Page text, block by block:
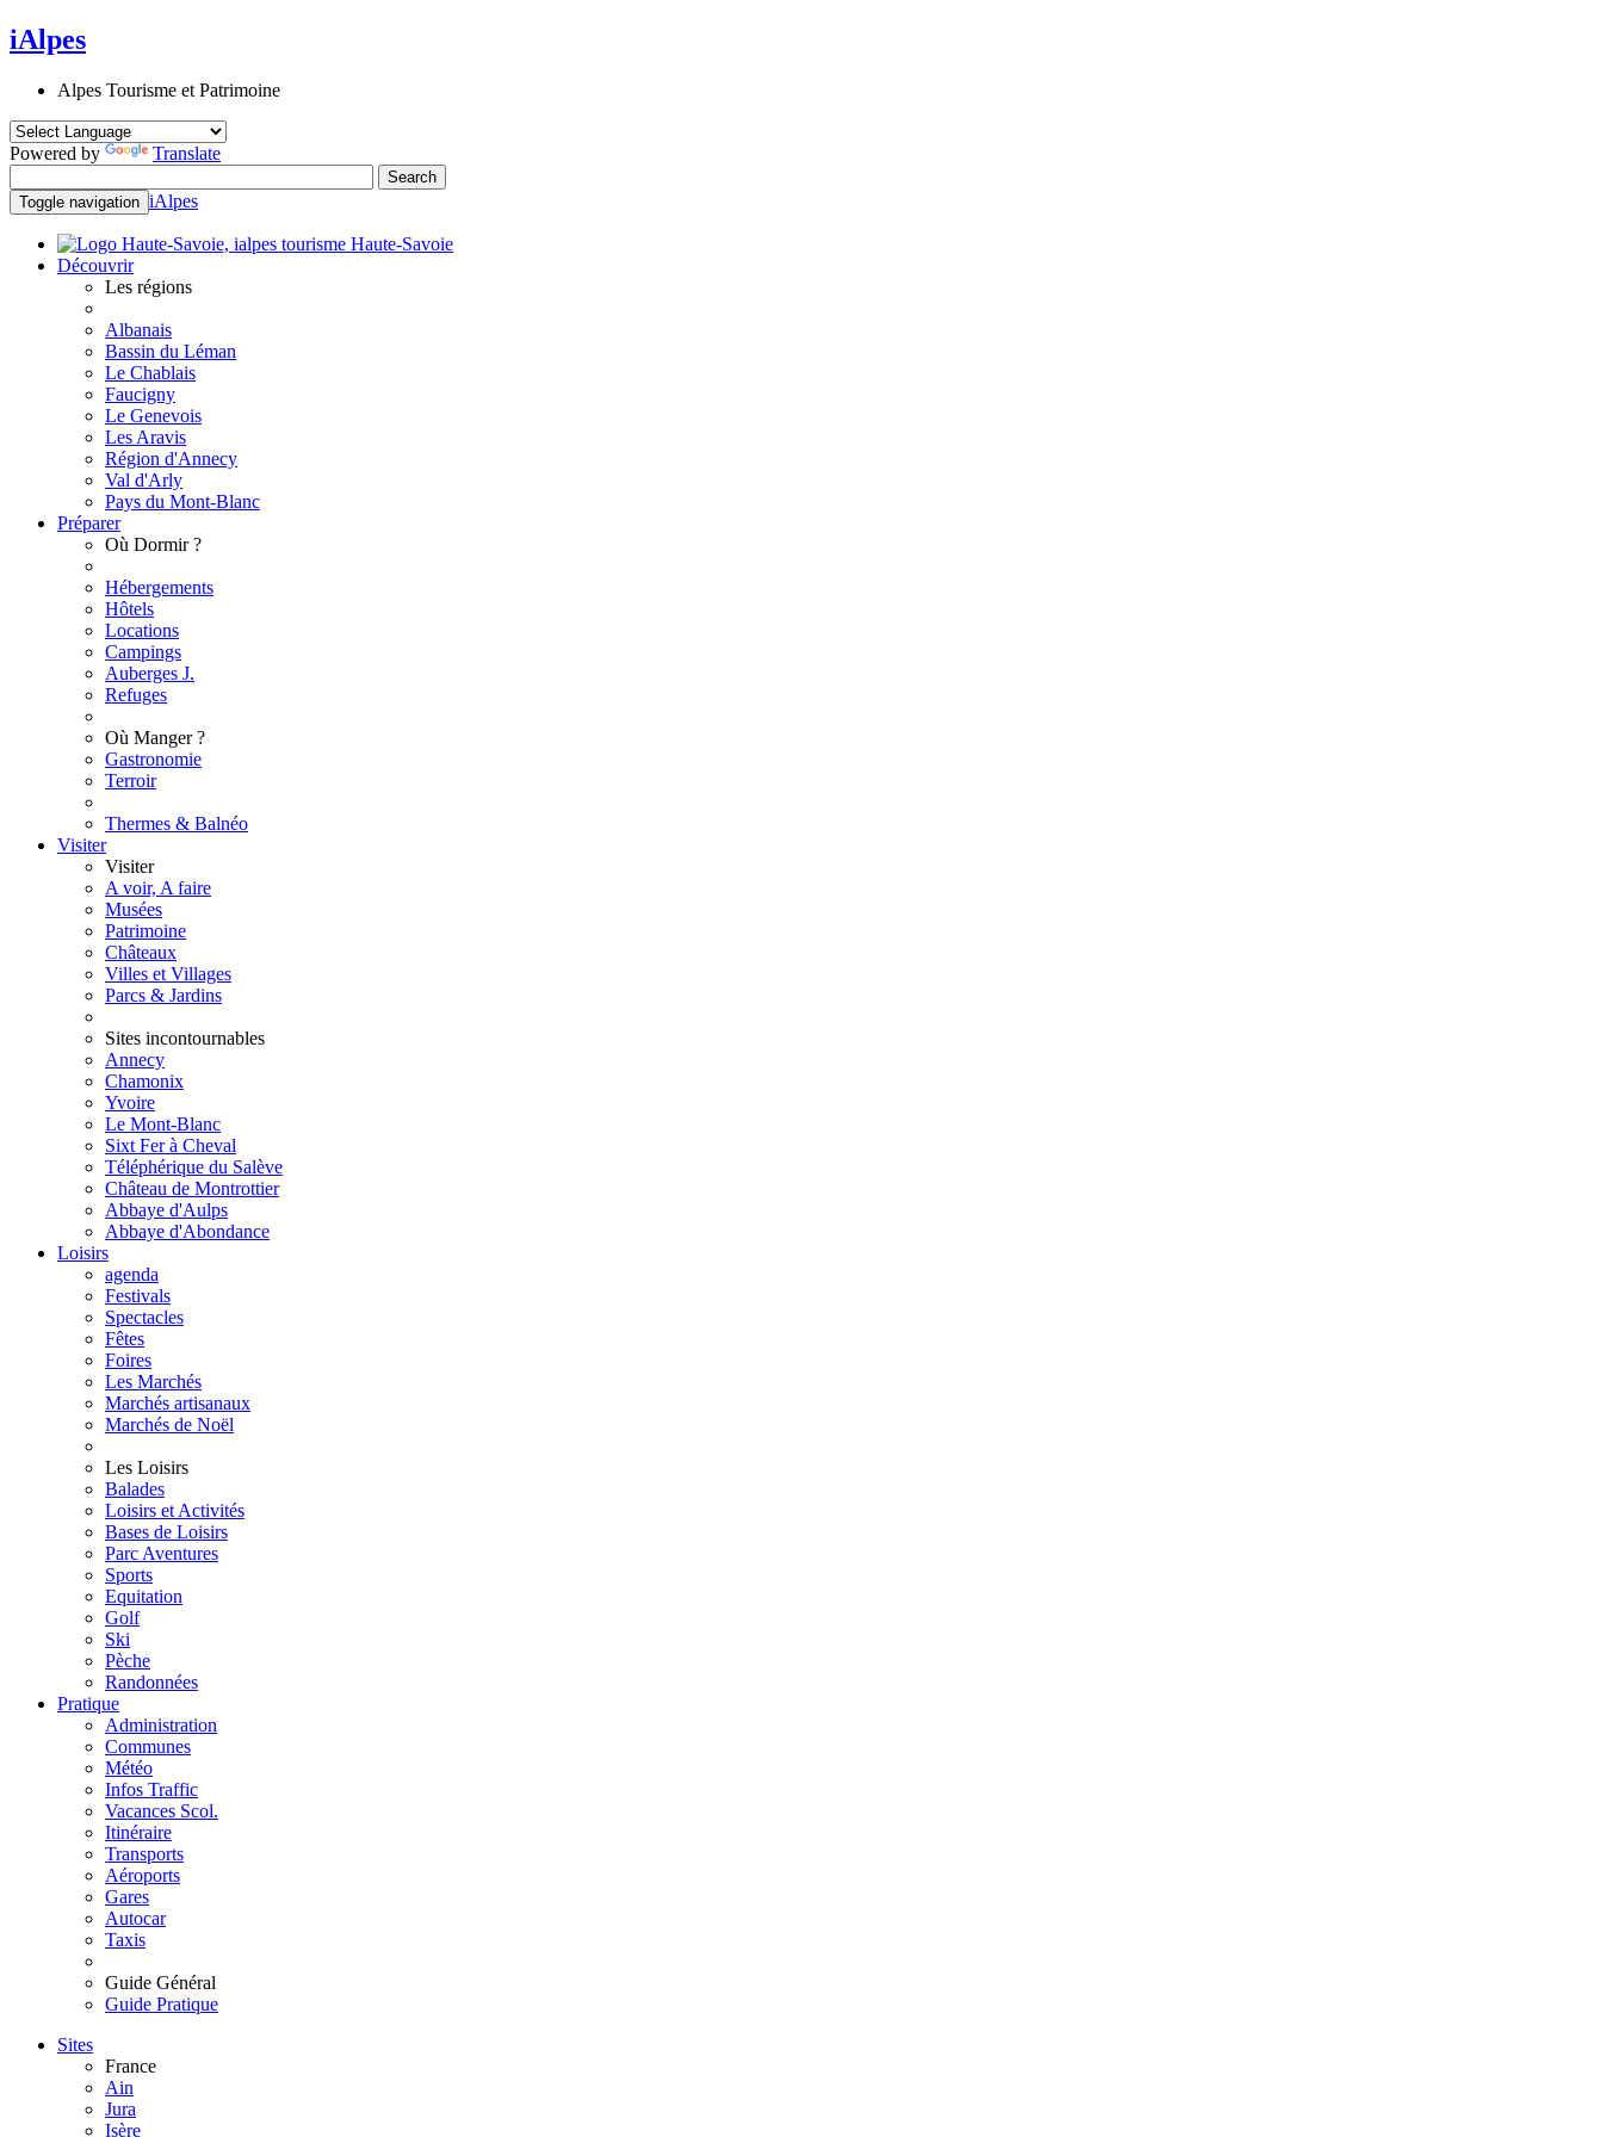
iAlpes
Alpes Tourisme et Patrimoine
Powered by Translate
Toggle navigation iAlpes
Haute-Savoie
Découvrir
Les régions
Albanais
Bassin du Léman
Le Chablais
Faucigny
Le Genevois
Les Aravis
Région d'Annecy
Val d'Arly
Pays du Mont-Blanc
Préparer
Où Dormir ?
Hébergements
Hôtels
Locations
Campings
Auberges J.
Refuges
Où Manger ?
Gastronomie
Terroir
Thermes & Balnéo
Visiter
Visiter
A voir, A faire
Musées
Patrimoine
Châteaux
Villes et Villages
Parcs & Jardins
Sites incontournables
Annecy
Chamonix
Yvoire
Le Mont-Blanc
Sixt Fer à Cheval
Téléphérique du Salève
Château de Montrottier
Abbaye d'Aulps
Abbaye d'Abondance
Loisirs
agenda
Festivals
Spectacles
Fêtes
Foires
Les Marchés
Marchés artisanaux
Marchés de Noël
Les Loisirs
Balades
Loisirs et Activités
Bases de Loisirs
Parc Aventures
Sports
Equitation
Golf
Ski
Pèche
Randonnées
Pratique
Administration
Communes
Météo
Infos Traffic
Vacances Scol.
Itinéraire
Transports
Aéroports
Gares
Autocar
Taxis
Guide Général
Guide Pratique
Sites
France
Ain
Jura
Isère